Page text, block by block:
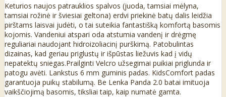
Keturios naujos patrauklios spalvos (juoda, tamsiai mėlyna,
tamsiai rožinė ir šviesiai geltona) erdvi priekinė batų dalis leidžia
pirštams laisvai judėti, o tai suteikia fantastišką komfortą basomis
kojomis. Vandeniui atspari oda atstumia vandenį ir drėgmę
reguliariai naudojant hidroizoliacinį purškimą. Patobulintas
dizainas, kad geriau priglustų ir išpūstas liežuvis kad į vidų
nepatektų sniegas.Prailginti Velcro užsegimai puikiai priglunda ir
patogu avėti. Lankstus 6 mm guminis padas. KidsComfort padas
garantuoja puikų stabilumą. Be Lenka Panda 2.0 batai imituoja
vaikščiojimą basomis, tiksliai taip, kaip numatė gamta.